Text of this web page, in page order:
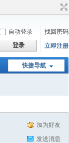
自动登录
找回密码
登录 立即注册
快捷导航
加为好友
发送消息